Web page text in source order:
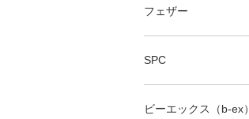
フェザー
SPC
ビーエックス（b-ex）